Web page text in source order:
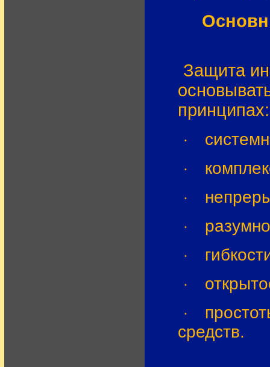
Защита
принципах:
·
·
·
·
·
·
·
средств.